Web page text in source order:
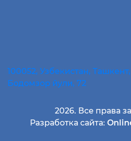
100052, Узбекистан,
Бодомзор йули, 72
2026. Все права
Разработка сайта: